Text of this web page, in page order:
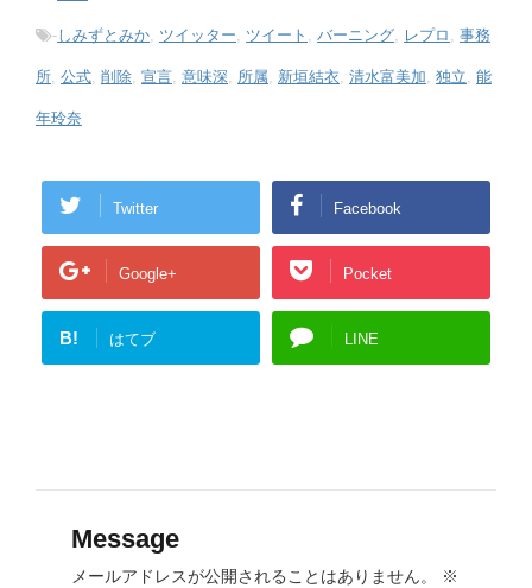
-しみずとみか ツイッター ツイート バーニング レプロ 事務
所 公式 削除 宣言 意味深 所属 新垣結衣 清水富美加 独立 能
年玲奈
Twitter Facebook
Google+ Pocket
B! はてブ LINE
Message
メールアドレスが公開されることはありません。
※